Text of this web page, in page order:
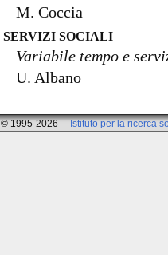
M. Coccia
SERVIZI SOCIALI
Variabile tempo e
U. Albano
© 1995-2026 Istituto per la ricerca